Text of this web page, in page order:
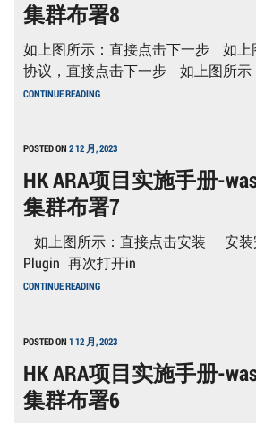
WAS85+ORACLE11G
集
布
署
9
集群布署8
如上图所示：直接点击下一步 如上
协议，直接点击下一步 如上图所示
CONTINUE READING
ARA
实
手
册-
WAS85+ORACLE11G
集
布
署
8
POSTED ON 2 12 月, 2023
HK ARA项目实施手册-
集群布署7
如上图所示：直接点击安装 安
Plugin 再次打开in
CONTINUE READINGHK
ARA
实
手
册-
WAS85+ORACLE11G
集
POSTED ON 1 12 月, 2023
HK ARA项目实施手册-
集群布署6